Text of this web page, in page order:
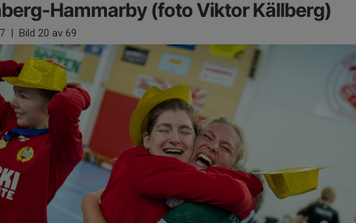
Hammarby (foto Viktor Källberg)
| Bild 20 av 69